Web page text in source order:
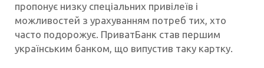
пропонує низку спеціальних привілеїв і
можливостей з урахуванням потреб тих, хто
часто подорожує. ПриватБанк став першим
українським банком, що випустив таку картку.